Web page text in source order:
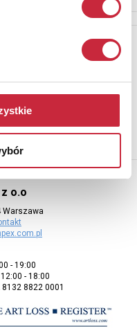
z o.o
Warszawa
- 19:00
- 18:00
8822 0001